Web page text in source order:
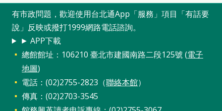
有市政問題，歡迎使用台北通App「服務」項目「有話要
說」反映或撥打1999網路電話諮詢。
► APP下載
總館館址：106210 臺北市建國南路二段125號 (電子
地圖)
電話：(02)2755-2823（聯絡本館）
傳真：(02)2703-3545